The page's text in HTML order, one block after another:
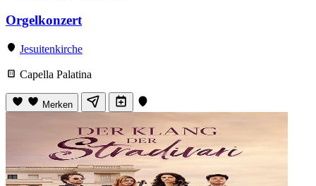
Orgelkonzert
Jesuitenkirche
Capella Palatina
Merken